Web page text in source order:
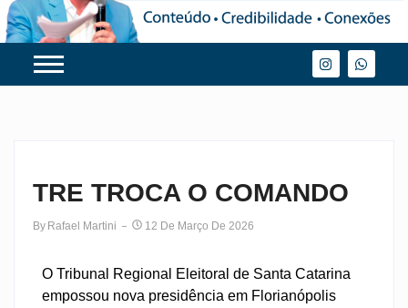
TRE TROCA O COMANDO
By Rafael Martini 12 De Março De 2026
O Tribunal Regional Eleitoral de Santa Catarina
empossou nova presidência em Florianópolis